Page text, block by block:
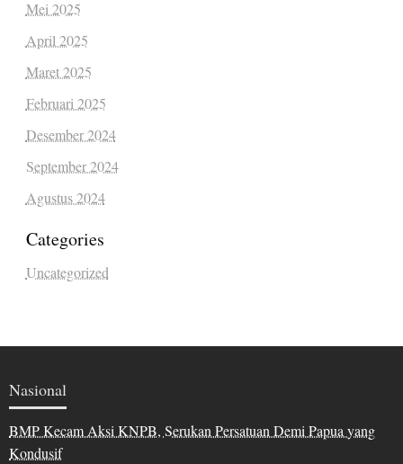
Mei 2025
April 2025
Maret 2025
Februari 2025
Desember 2024
September 2024
Agustus 2024
Categories
Uncategorized
Nasional
BMP Kecam Aksi KNPB, Serukan Persatuan Demi Papua yang
Kondusif